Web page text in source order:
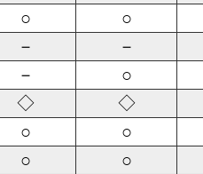
○ ○
－ －
－ ○
◇ ◇
○ ○
○ ○